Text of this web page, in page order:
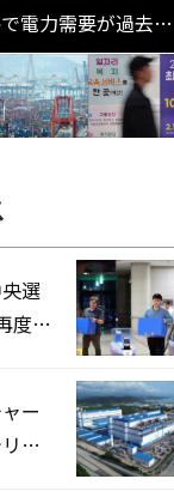
電力需要が過去最
需給対応体制を点
選
度家
ー
ー